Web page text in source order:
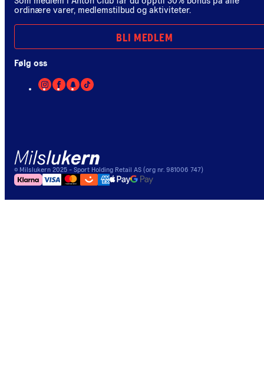
ordinære varer, medlemstilbud og aktiviteter.
BLI MEDLEM
Følg oss
© Milslukern 2025 - Sport Holding Retail AS (org nr. 981006 747)